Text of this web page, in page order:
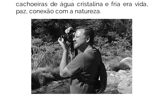
cachoeiras de água cristalina e fria era vida,
paz, conexão com a natureza.